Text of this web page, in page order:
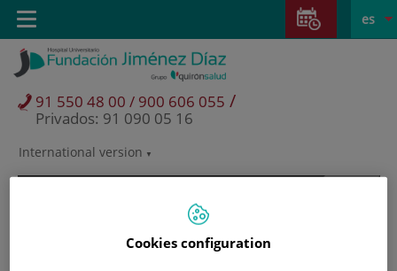
Saltar al contenido
Saltar
contenido
Selector
activo
es
International version
91 550 48 00 / 900 606 055 /
Privados: 91 090 05 16
Toggle
navigation
Cookies configuration